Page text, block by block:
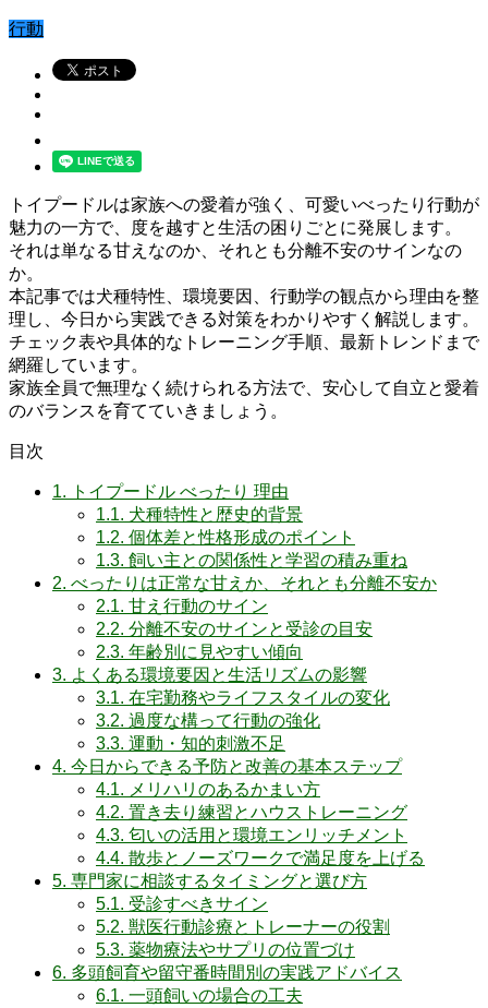
行動
トイプードルは家族への愛着が強く、可愛いべったり行動が
魅力の一方で、度を越すと生活の困りごとに発展します。
それは単なる甘えなのか、それとも分離不安のサインなの
か。
本記事では犬種特性、環境要因、行動学の観点から理由を整
理し、今日から実践できる対策をわかりやすく解説します。
チェック表や具体的なトレーニング手順、最新トレンドまで
網羅しています。
家族全員で無理なく続けられる方法で、安心して自立と愛着
のバランスを育てていきましょう。
目次
1. トイプードル べったり 理由
1.1. 犬種特性と歴史的背景
1.2. 個体差と性格形成のポイント
1.3. 飼い主との関係性と学習の積み重ね
2. べったりは正常な甘えか、それとも分離不安か
2.1. 甘え行動のサイン
2.2. 分離不安のサインと受診の目安
2.3. 年齢別に見やすい傾向
3. よくある環境要因と生活リズムの影響
3.1. 在宅勤務やライフスタイルの変化
3.2. 過度な構って行動の強化
3.3. 運動・知的刺激不足
4. 今日からできる予防と改善の基本ステップ
4.1. メリハリのあるかまい方
4.2. 置き去り練習とハウストレーニング
4.3. 匂いの活用と環境エンリッチメント
4.4. 散歩とノーズワークで満足度を上げる
5. 専門家に相談するタイミングと選び方
5.1. 受診すべきサイン
5.2. 獣医行動診療とトレーナーの役割
5.3. 薬物療法やサプリの位置づけ
6. 多頭飼育や留守番時間別の実践アドバイス
6.1. 一頭飼いの場合の工夫